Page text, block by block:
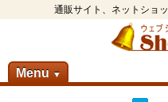
通販サイト、ネットショ
Menu ▼